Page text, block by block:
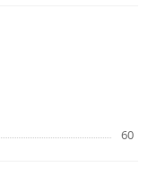
60